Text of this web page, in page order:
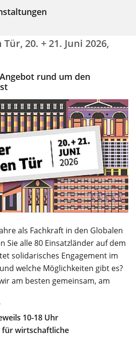
20. + 21. Juni 2026,
rund um den
als Fachkraft in den Globalen
Sie alle 80 Einsatzländer auf dem
solidarisches Engagement im
welche Möglichkeiten gibt es?
am besten gemeinsam, am
10-18 Uhr
wirtschaftliche